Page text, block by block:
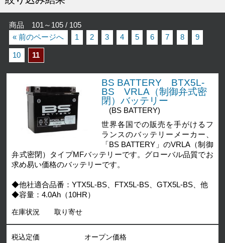
商品 101～105 / 105
« 前のページへ
1 2 3 4 5 6 7 8 9
10 11
BS BATTERY BTX5L-
BS VRLA（制御弁式密
閉）バッテリー
(BS BATTERY)
世界各国での販売を手がけるフ
ランスのバッテリーメーカー、
「BS BATTERY」のVRLA（制御
弁式密閉）タイプMFバッテリーです。グローバル品質でお
求め易い価格のバッテリーです。
◆他社適合品番：YTX5L-BS、FTX5L-BS、GTX5L-BS、他
◆容量：4.0Ah（10HR）
在庫状況 取り寄せ
税込定価
オープン価格